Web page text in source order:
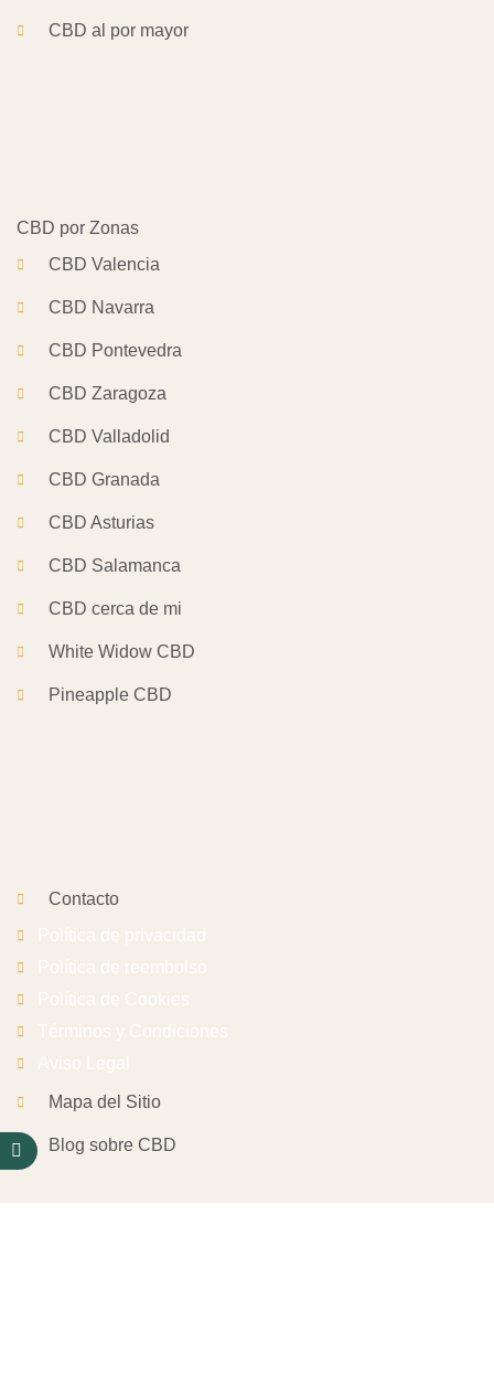
CBD al por mayor
CBD Valencia
CBD Navarra
CBD Pontevedra
CBD Zaragoza
CBD Valladolid
CBD Granada
CBD Asturias
CBD Salamanca
CBD cerca de mi
White Widow CBD
Pineapple CBD
Contacto
Mapa del Sitio
Blog sobre CBD